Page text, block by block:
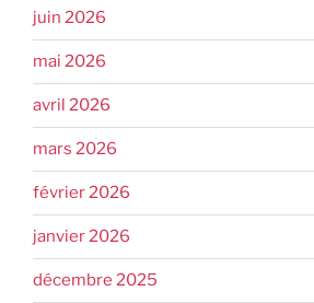
juin 2026
mai 2026
avril 2026
mars 2026
février 2026
janvier 2026
décembre 2025